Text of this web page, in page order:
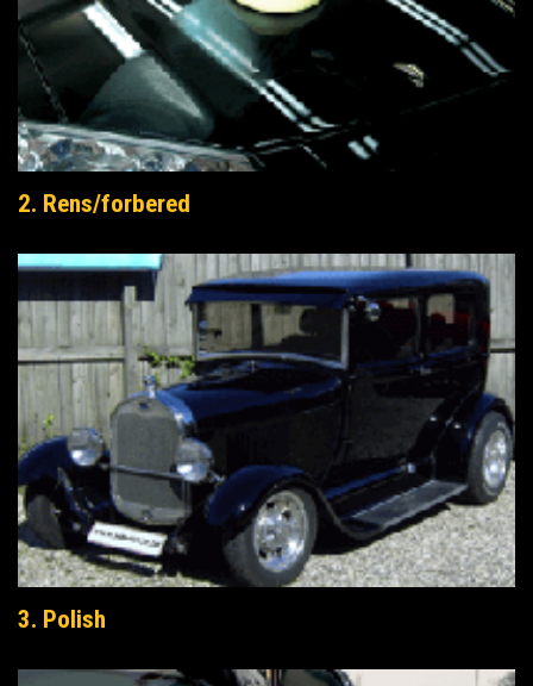
2. Rens/forbered
3. Polish